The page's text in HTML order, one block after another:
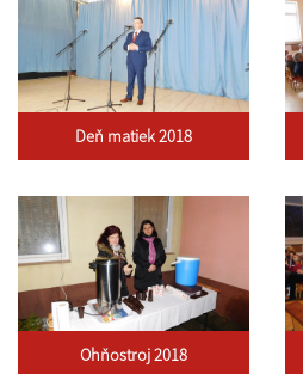
Deň matiek 2018
Ohňostroj 2018